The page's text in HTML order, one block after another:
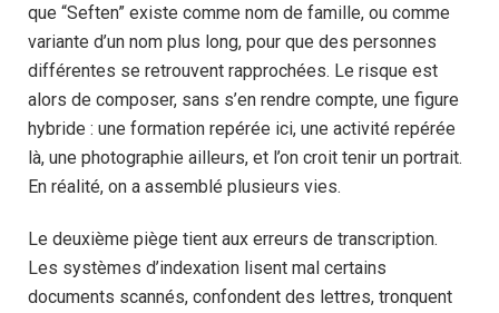
que “Seften” existe comme nom de famille, ou comme
variante d’un nom plus long, pour que des personnes
différentes se retrouvent rapprochées. Le risque est
alors de composer, sans s’en rendre compte, une figure
hybride : une formation repérée ici, une activité repérée
là, une photographie ailleurs, et l’on croit tenir un portrait.
En réalité, on a assemblé plusieurs vies.
Le deuxième piège tient aux erreurs de transcription.
Les systèmes d’indexation lisent mal certains
documents scannés, confondent des lettres, tronquent